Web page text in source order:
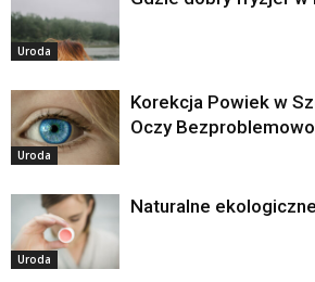
Uroda
Uroda
Korekcja Powiek w
Oczy Bezproblemowo
Uroda
Naturalne